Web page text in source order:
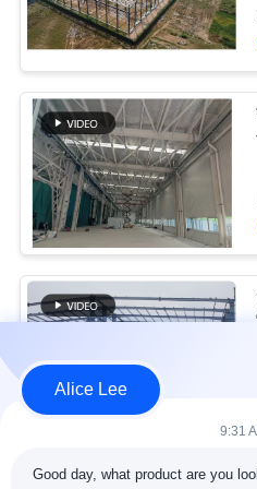
মামলা
সাইট
ম্যাপ
গোপনীয়তা
নীতি
Alice Lee
9:31
Good day, what product are you